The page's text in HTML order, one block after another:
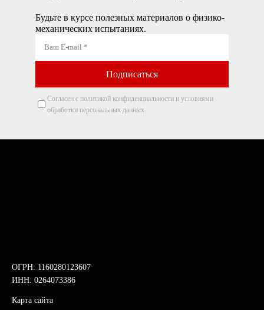
Будьте в курсе полезных материалов о физико-
механических испытаниях.
Согласен с политикой конфиденциальности и условиями
обработки персональных данных.
ОГРН: 1160280123607
ИНН: 0264073386
Карта сайта